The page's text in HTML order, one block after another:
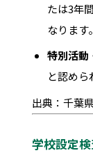
たは3年
なります。
特別活動
と認めら
出典：千葉
学校設定